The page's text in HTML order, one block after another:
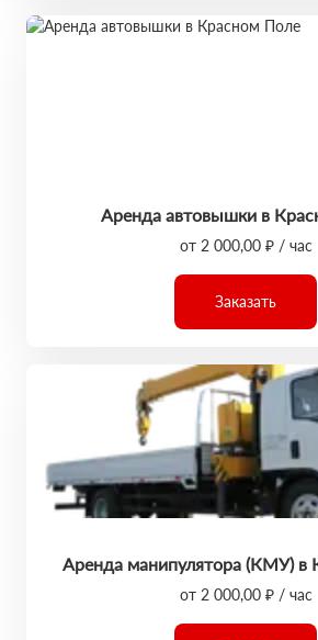
Аренда автовышки в
от 2 000,00 ₽ / час
Заказать
Аренда манипулятора (КМУ) в
от 2 000,00 ₽ / час